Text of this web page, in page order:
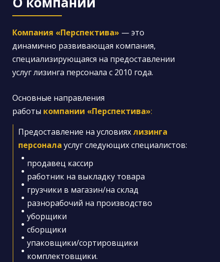
Предоставление на условияхлизинга
персонала услугследующихспециалистов:
Основные направления
работы компании «Перспектива»:
продавец кассир
работник на выкладку товара
грузчики в магазин/на склад
разнорабочий на производство
уборщики
сборщики
упаковщики/сортировщики
комплектовщики.
Компания «Перспектива» — это
динамично развивающая компания,
специализирующаяся на предоставлении
услуг лизинга персонала с 2010 года.